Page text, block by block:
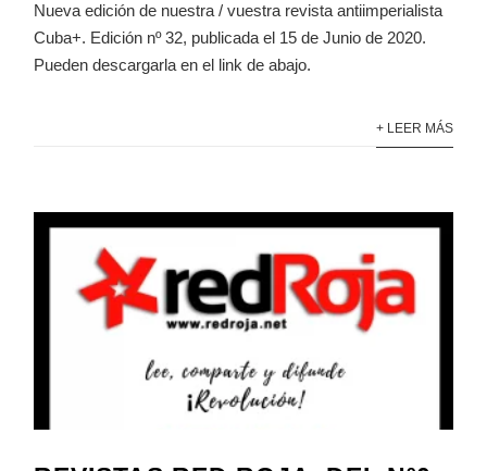
Nueva edición de nuestra / vuestra revista antiimperialista
Cuba+. Edición nº 32, publicada el 15 de Junio de 2020.
Pueden descargarla en el link de abajo.
+ LEER MÁS